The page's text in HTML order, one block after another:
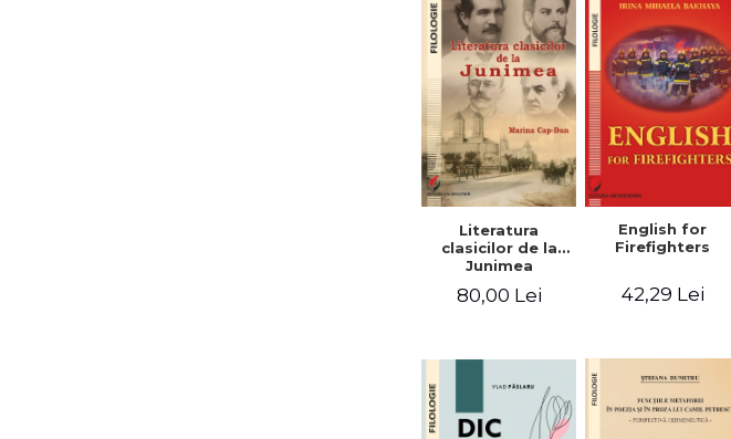
Bilingual
Romanian-
English guide
with practical
vocabulary
Literatura
clasicilor de la
Junimea
80,00 Lei
English for
Firefighters
42,29 Lei